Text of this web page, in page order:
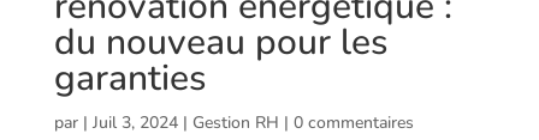
du nouveau pour les
garanties
par | Juil 3, 2024| Gestion RH | 0 commentaires